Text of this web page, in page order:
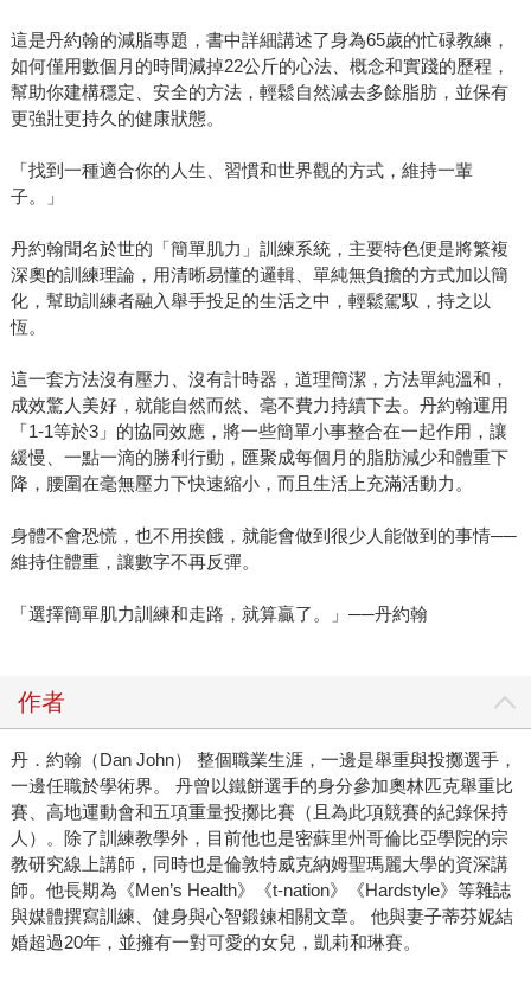
這是丹約翰的減脂專題，書中詳細講述了身為65歲的忙碌教練，
如何僅用數個月的時間減掉22公斤的心法、概念和實踐的歷程，
幫助你建構穩定、安全的方法，輕鬆自然減去多餘脂肪，並保有
更強壯更持久的健康狀態。
「找到一種適合你的人生、習慣和世界觀的方式，維持一輩
子。」
丹約翰聞名於世的「簡單肌力」訓練系統，主要特色便是將繁複
深奧的訓練理論，用清晰易懂的邏輯、單純無負擔的方式加以簡
化，幫助訓練者融入舉手投足的生活之中，輕鬆駕馭，持之以
恆。
這一套方法沒有壓力、沒有計時器，道理簡潔，方法單純溫和，
成效驚人美好，就能自然而然、毫不費力持續下去。丹約翰運用
「1-1等於3」的協同效應，將一些簡單小事整合在一起作用，讓
緩慢、一點一滴的勝利行動，匯聚成每個月的脂肪減少和體重下
降，腰圍在毫無壓力下快速縮小，而且生活上充滿活動力。
身體不會恐慌，也不用挨餓，就能會做到很少人能做到的事情──
維持住體重，讓數字不再反彈。
「選擇簡單肌力訓練和走路，就算贏了。」──丹約翰
作者
丹．約翰（Dan John） 整個職業生涯，一邊是舉重與投擲選手，
一邊任職於學術界。 丹曾以鐵餅選手的身分參加奧林匹克舉重比
賽、高地運動會和五項重量投擲比賽（且為此項競賽的紀錄保持
人）。除了訓練教學外，目前他也是密蘇里州哥倫比亞學院的宗
教研究線上講師，同時也是倫敦特威克納姆聖瑪麗大學的資深講
師。他長期為《Men’s Health》《t-nation》《Hardstyle》等雜誌
與媒體撰寫訓練、健身與心智鍛鍊相關文章。 他與妻子蒂芬妮結
婚超過20年，並擁有一對可愛的女兒，凱莉和琳賽。